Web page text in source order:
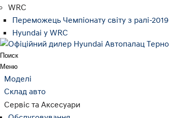
WRC
Переможець Чемпіонату світу з ралі-2019
Hyundai у WRC
Поиск
Меню
Моделі
Склад авто
Сервіс та Аксесуари